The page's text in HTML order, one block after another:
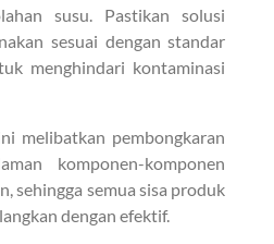
susu. Pastikan solusi
sesuai dengan standar
menghindari kontaminasi
melibatkan pembongkaran
komponen-komponen
sehingga semua sisa produk
dengan efektif.